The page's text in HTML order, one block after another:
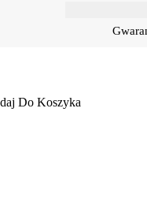
Do Koszyka